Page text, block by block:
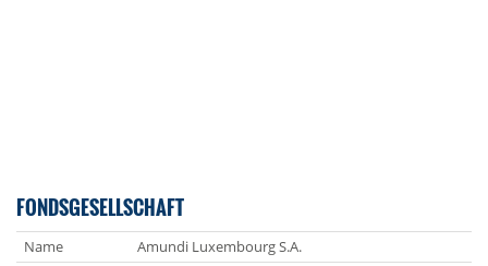
FONDSGESELLSCHAFT
Name
Amundi Luxembourg S.A.